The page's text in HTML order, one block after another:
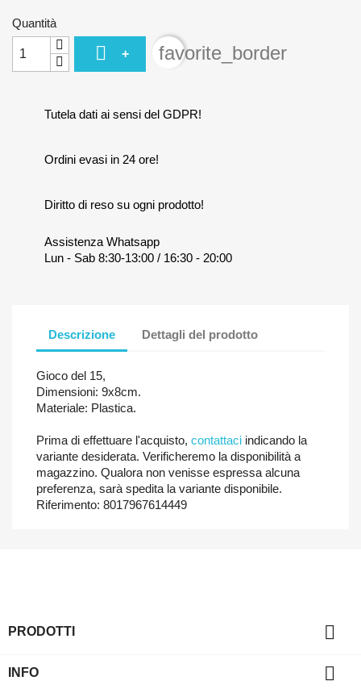
Quantità
 + favorite_border
Tutela dati ai sensi del GDPR!
Ordini evasi in 24 ore!
Diritto di reso su ogni prodotto!
Assistenza Whatsapp
Lun - Sab 8:30-13:00 / 16:30 - 20:00
Descrizione Dettagli del prodotto
Gioco del 15,
Dimensioni: 9x8cm.
Materiale: Plastica.
Prima di effettuare l'acquisto, contattaci indicando la
variante desiderata. Verificheremo la disponibilità a
magazzino. Qualora non venisse espressa alcuna
preferenza, sarà spedita la variante disponibile.
Riferimento: 8017967614449
PRODOTTI 
INFO 